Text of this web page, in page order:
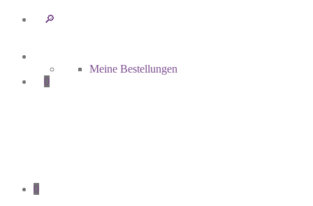
🔎︎
Meine Bestellungen
0
0